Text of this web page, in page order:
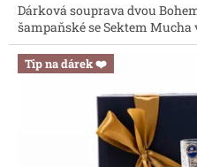
z
5
hvězdiček.
Dárková souprava dvou
šampaňské se Sektem Mucha
Tip na dárek ❤️